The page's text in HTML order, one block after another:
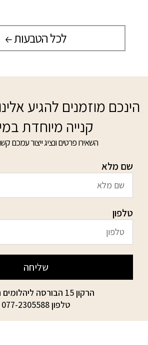
לכל הטבעות
הינכם מוזמנים להגיע
קנייה מיוחדת
השאירו פרטים ונציג ייצור עמכם
שם מלא
טלפון
שליחה
הרקון 15 הבורסה ליהלומים רמת גן
טלפון077-2305588